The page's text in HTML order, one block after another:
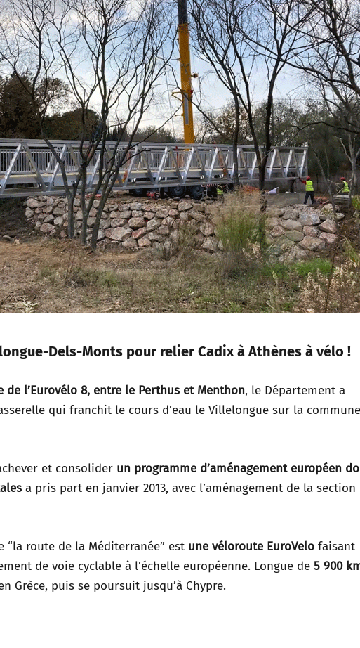
Dels-Monts pour relier Cadix à Athènes à vélo !
l’Eurovélo 8, entre le Perthus et Menthon, le Département a
qui franchit le cours d’eau le Villelongue sur la
et consolider un programme d’aménagement européen
a pris part en janvier 2013, avec l’aménagement de la section
“la route de la Méditerranée” est une véloroute EuroVelo faisant
de voie cyclable à l’échelle européenne. Longue de 5 900
Grèce, puis se poursuit jusqu’à Chypre.